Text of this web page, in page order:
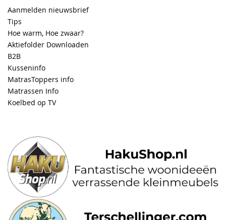
Aanmelden nieuwsbrief
Tips
Hoe warm, Hoe zwaar?
Aktiefolder Downloaden
B2B
Kusseninfo
MatrasToppers info
Matrassen Info
Koelbed op TV